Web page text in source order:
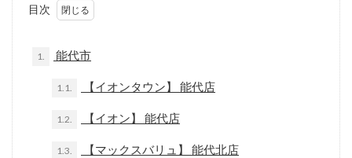
目次
1. 能代市
1.1. 【イオンタウン】 能代店
1.2. 【イオン】 能代店
1.3. 【マックスバリュ】 能代北店